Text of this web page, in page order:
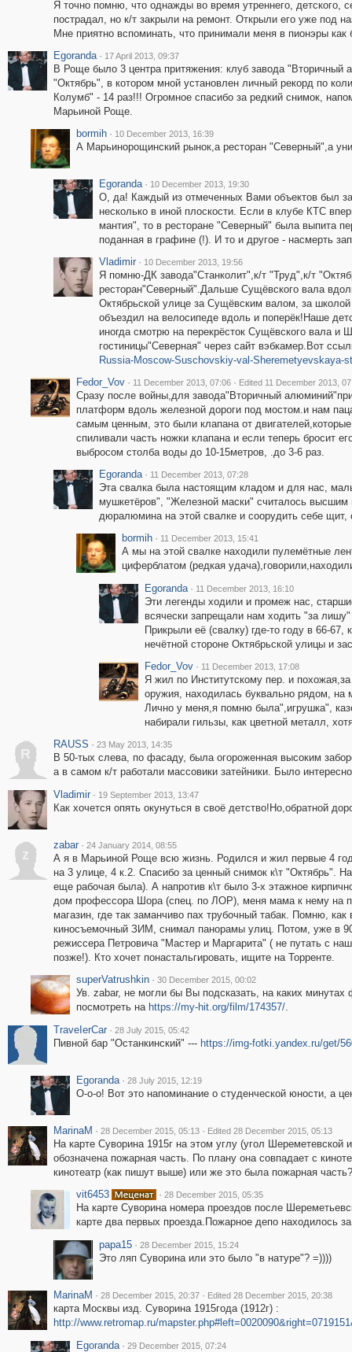
Я точно помню, что однажды во время утреннего, детского,
пострадал, но к/т закрыли на ремонт. Открыли его уже под
Мне приятно вспоминать, что принимали меня в пионэры
Egoranda · 17 April 2013, 09:37
В Роще было 3 центра притяжения: клуб завода
"Октябрь", в котором мной установлен личный рекорд по
Колумб" - 14 раз!!! Огромное спасибо за редкий снимок,
Марьиной Роще.
bormih · 10 December 2013, 16:39
А Марьинорощинский рынок,а ресторан "Северный",а
Egoranda · 10 December 2013, 19:30
О, да! Каждый из отмеченных Вами объектов был
несколько в иной плоскости. Если в клубе КТС
мантия", то в ресторане "Северный" была выпита
поданная в графине (!). И то и другое - насмерть
Vladimir · 10 December 2013, 19:56
Я помню-ДК завода"Станколит",к/т "Труд",к/т
ресторан"Северный".Дальше Сущёвского вала
Октябрьской улице за Сущёвским валом, за
объездил на велосипеде вдоль и поперёк!Наше
иногда смотрю на перекрёсток Сущёвского вала и
гостиницы"Северная" через сайт вэбкамер.Вот
Russia-Moscow-Suschovskiy-val-Sheremetyevskaya-
Fedor_Vov · 11 December 2013, 07:06 · Edited 11 December 2013,
Сразу после войны,для завода"Вторичный
платформ вдоль железной дороги под мостом.и нам
самым ценным, это были клапана от
спиливали часть ножки клапана и если теперь бросит
выбросом столба воды до 10-15метров, .до 3-6 раз.
Egoranda · 11 December 2013, 07:28
Эта свалка была настоящим кладом и для нас,
мушкетёров", "Железной маски" считалось
дюралюмина на этой свалке и соорудить себе
bormih · 11 December 2013, 15:41
А мы на этой свалке находили пулемётные
циферблатом (редкая
Egoranda · 11 December 2013, 16:10
Эти легенды ходили и промеж нас,
всячески запрещали нам ходить "за
Прикрыли её (свалку) где-то году в 66-
нечётной стороне Октябрьской улицы и
Fedor_Vov · 11 December 2013, 17:08
Я жил по Институтскому пер. и
оружия, находилась буквально рядом,
Лично у меня,я помню была",игрушка",
набирали гильзы, как цветной металл,
R
RAUSS · 23 May 2013, 14:35
В 50-тых слева, по фасаду, была огороженная высоким
а в самом к/т работали массовики затейники. Было
Vladimir · 19 September 2013, 13:47
Как хочется опять окунуться в своё детство!Но,обратной
z
zabar · 24 January 2014, 08:55
А я в Марьиной Роще всю жизнь. Родился и жил первые 4
на 3 улице, 4 к.2. Спасибо за ценный снимок к\т "Октябрь".
еще рабочая была). А напротив к\т было 3-х этажное
дом профессора Шора (спец. по ЛОР), меня мама к нему на
магазин, где так заманчиво пах трубочный табак. Помню,
киносъемочный ЗИМ, снимал панорамы улиц. Потом, уже в
режиссера Петровича "Мастер и Маргарита" ( не путать с
позже!). Кто хочет понастальгировать, ищите на Торренте.
superVatrushkin · 30 December 2015, 00:02
Ув. zabar, не могли бы Вы подсказать, на каких
посмотреть на https://my-hit.org/film/174357/.
ТrаvеIеrCar · 28 July 2015, 05:42
Пивной бар "Останкинский" --- https://img-fotki.yandex.ru/get/
Egoranda · 28 July 2015, 12:19
О-о-о! Вот это напоминание о студенческой юности, а
MarinaM · 28 December 2015, 05:13 · Edited 28 December 2015, 05:13
На карте Суворина 1915г на этом углу (угол
обозначена пожарная часть. По плану она совпадает с
кинотеатр (как пишут выше) или же это была пожарная часть?
vit6453
· 28 December 2015, 05:35
На карте Суворина номера проездов после
карте два первых проезда.Пожарное депо находилось
papa15 · 28 December 2015, 15:24
Это ляп Суворина или это было "в натуре"? =))))
MarinaM · 28 December 2015, 20:37 · Edited 28 December 2015, 20:38
карта Москвы изд. Суворина 1915года (1912г) :
http://www.retromap.ru/
Egoranda · 29 December 2015, 07:24